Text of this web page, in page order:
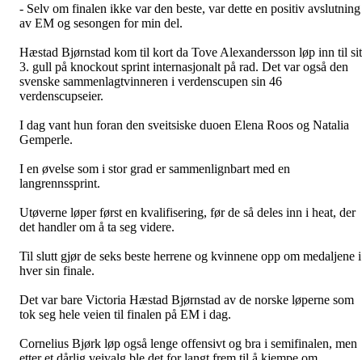
- Selv om finalen ikke var den beste, var dette en positiv avslutning
av EM og sesongen for min del.
Hæstad Bjørnstad kom til kort da Tove Alexandersson løp inn til
3. gull på knockout sprint internasjonalt på rad. Det var også den
svenske sammenlagtvinneren i verdenscupen sin 46
verdenscupseier.
I dag vant hun foran den sveitsiske duoen Elena Roos og Natalia
Gemperle.
I en øvelse som i stor grad er sammenlignbart med en
langrennssprint.
Utøverne løper først en kvalifisering, før de så deles inn i heat, der
det handler om å ta seg videre.
Til slutt gjør de seks beste herrene og kvinnene opp om medaljene i
hver sin finale.
Det var bare Victoria Hæstad Bjørnstad av de norske løperne som
tok seg hele veien til finalen på EM i dag.
Cornelius Bjørk løp også lenge offensivt og bra i semifinalen, men